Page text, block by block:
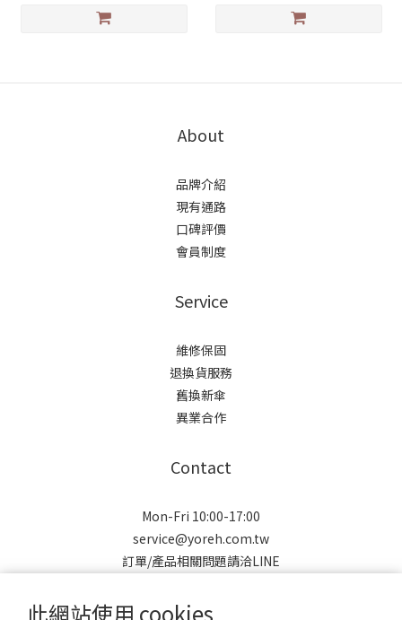
此網站使用 cookies
About
品牌介紹
現有通路
口碑評價
會員制度
Service
維修保固
退換貨服務
舊換新傘
異業合作
Contact
Mon-Fri 10:00-17:00
service@yoreh.com.tw
訂單/產品相關問題請洽LINE